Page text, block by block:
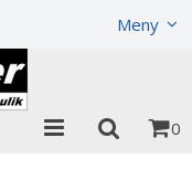
Meny
0